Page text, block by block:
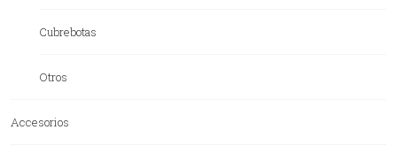
Cubrebotas
Otros
Accesorios